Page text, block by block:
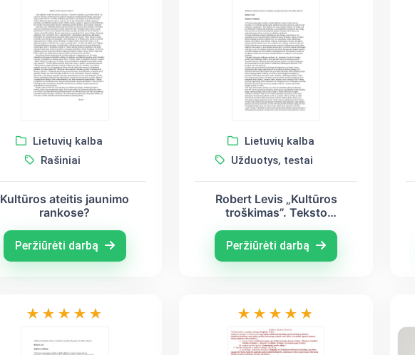
Lietuvių kalba
Rašiniai
Kultūros ateitis jaunimo
rankose?
Peržiūrėti darbą
Lietuvių kalba
Užduotys, testai
Robert Levis „Kultūros
troškimas”. Teksto
Peržiūrėti darbą